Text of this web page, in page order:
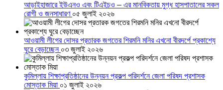
আড়াইহাজারে ইউএনও এবং টিএইচও – এর মানবিকতায় মুগ্ধ হাসপাতালের সকল
রোগী ও জনসাধারণ ০৫ জুলাই ২০২৬
আওয়ামী লীগের দোসর প্রতারক জগতের শিরমনি মনির এখনো বীরদর্পে প্রকাশ্যে
ঘুরে বেড়াচ্ছেন ০৩ জুলাই ২০২৬
কুমিল্লায় শিক্ষাপ্রতিষ্ঠানের উন্নয়ন প্রকল্প পরিদর্শনে জেলা পরিষদ প্রশাসক
মোস্তাক মিয়া ০১ জুলাই ২০২৬